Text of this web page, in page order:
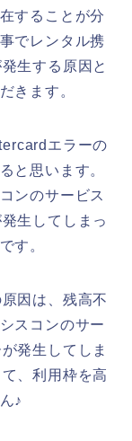
することが分
でレンタル携
生する原因と
きます。
エラーの
と思います。
ンのサービス
生してしまっ
す。
因は、残高不
スコンのサー
発生してしま
、利用枠を高
♪